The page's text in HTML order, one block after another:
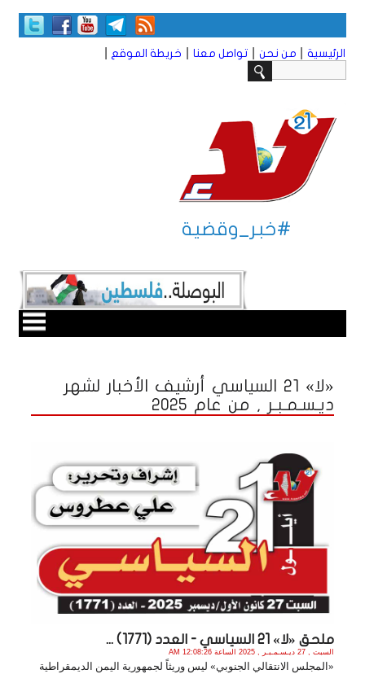
الرئيسية من نحن تواصل معنا خريطة الموقع
#خبر_وقضية
«لا» 21 السياسي أرشيف الأخبار لشهر
ديـسـمـبـر , من عام 2025
ملحق «لا» 21 السياسي - العدد (1771) ...
السبت , 27 ديـسـمـبـر , 2025 الساعة 12:08:26 AM
«المجلس الانتقالي الجنوبي» ليس وريثاً لجمهورية اليمن الديمقراطية